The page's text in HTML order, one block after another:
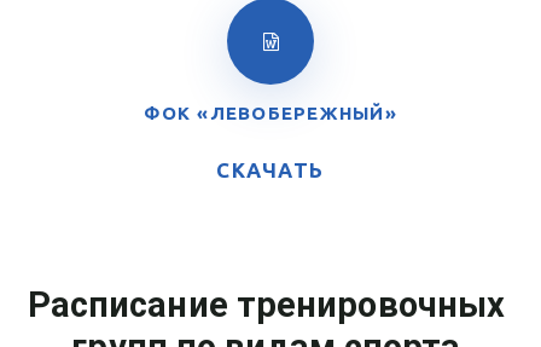
ФОК «ЛЕВОБЕРЕЖНЫЙ»
СКАЧАТЬ
Расписание тренировочных